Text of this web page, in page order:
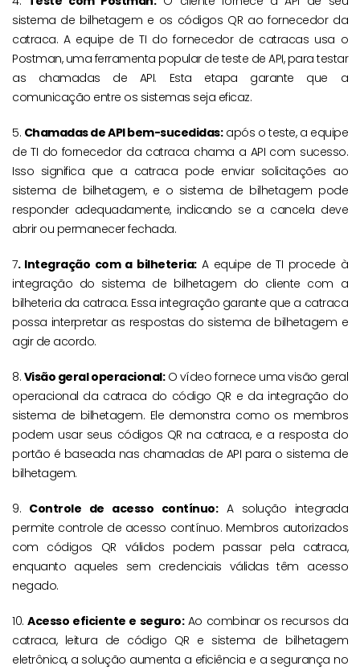
sistema de bilhetagem e os códigos QR ao fornecedor da
catraca. A equipe de TI do fornecedor de catracas usa o
Postman, uma ferramenta popular de teste de API, para testar
as chamadas de API. Esta etapa garante que a
comunicação entre os sistemas seja eficaz.
5. Chamadas de API bem-sucedidas:após o teste, a equipe
de TI do fornecedor da catraca chama a API com sucesso.
Isso significa que a catraca pode enviar solicitações ao
sistema de bilhetagem, e o sistema de bilhetagem pode
responder adequadamente, indicando se a cancela deve
abrir ou permanecer fechada.
7. Integração com a bilheteria:A equipe de TI procede à
integração do sistema de bilhetagem do cliente com a
bilheteria da catraca. Essa integração garante que a catraca
possa interpretar as respostas do sistema de bilhetagem e
agir de acordo.
8. Visão geral operacional:O vídeo fornece uma visão geral
operacional da catraca do código QR e da integração do
sistema de bilhetagem. Ele demonstra como os membros
podem usar seus códigos QR na catraca, e a resposta do
portão é baseada nas chamadas de API para o sistema de
bilhetagem.
9. Controle de acesso contínuo:A solução integrada
permite controle de acesso contínuo. Membros autorizados
com códigos QR válidos podem passar pela catraca,
enquanto aqueles sem credenciais válidas têm acesso
negado.
10.Acesso eficiente e seguro:Ao combinar os recursos da
catraca, leitura de código QR e sistema de bilhetagem
eletrônica, a solução aumenta a eficiência e a segurança no